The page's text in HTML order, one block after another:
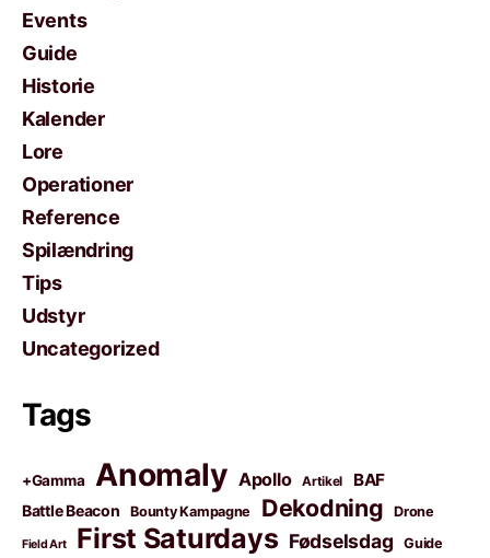
Events
Guide
Historie
Kalender
Lore
Operationer
Reference
Spilændring
Tips
Udstyr
Uncategorized
Tags
+Gamma Anomaly Apollo Artikel BAF
Battle Beacon Bounty Kampagne Dekodning Drone
Field Art First Saturdays Fødselsdag Guide